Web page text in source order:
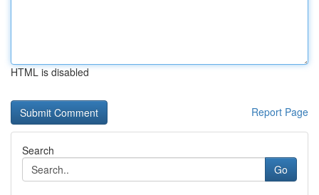
HTML is disabled
Report Page
Search
Go